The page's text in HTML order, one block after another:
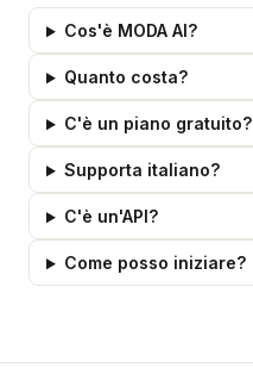
Cos'è MODA AI?
Quanto costa?
C'è un piano gratuito?
Supporta italiano?
C'è un'API?
Come posso iniziare?